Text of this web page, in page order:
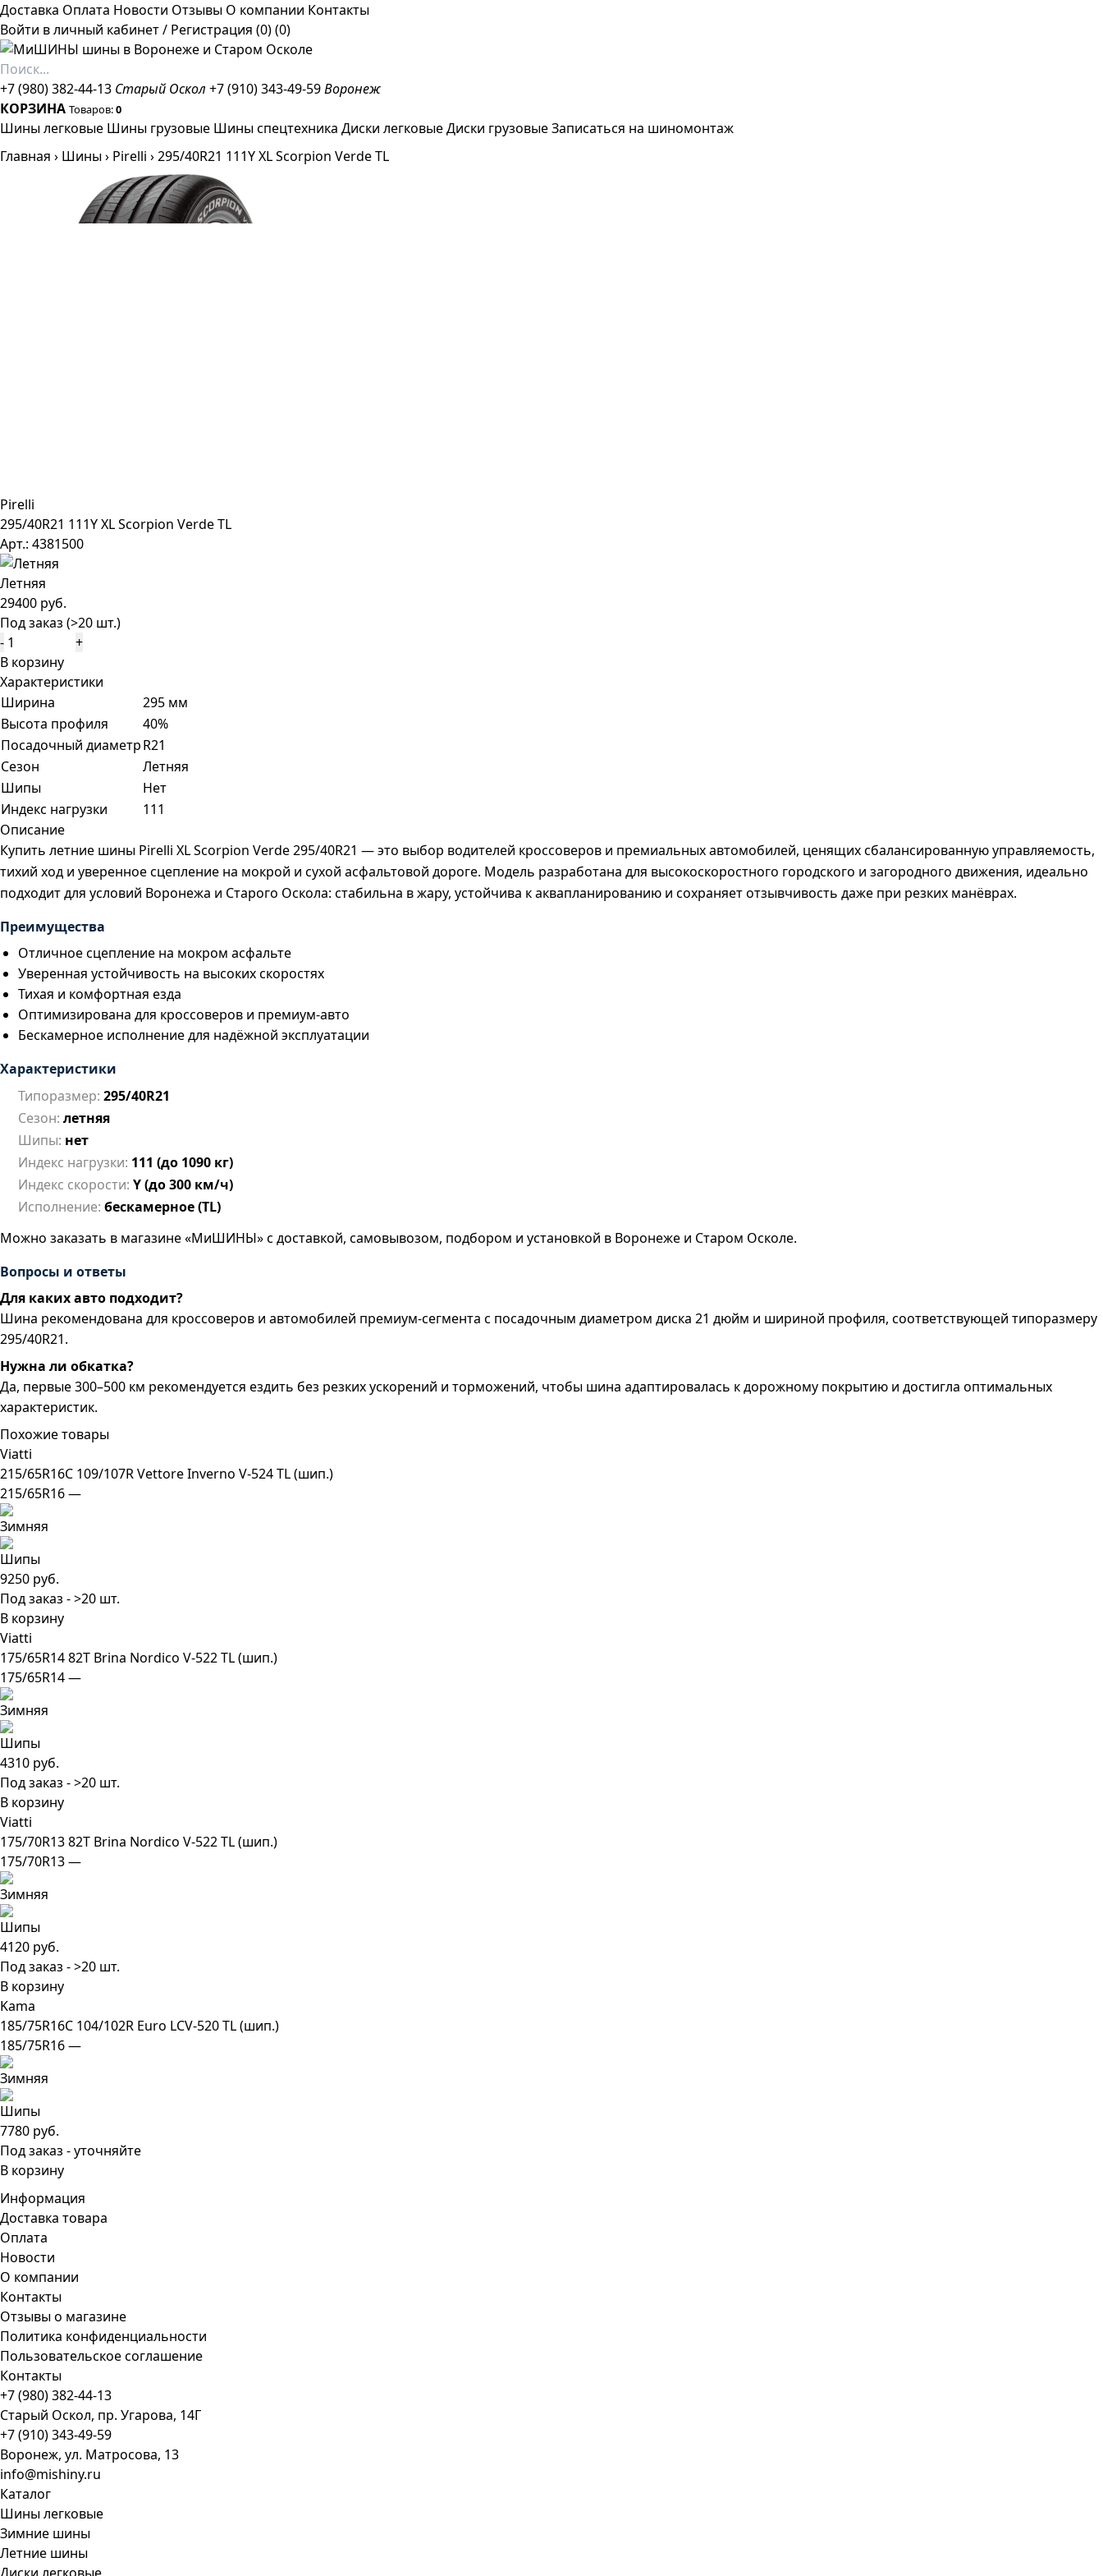
Доставка Оплата Новости Отзывы О компании Контакты
Войти в личный кабинет/ Регистрация (0)(0)
+7 (980) 382-44-13 Старый Оскол +7 (910) 343-49-59Воронеж
КОРЗИНА Товаров:0
Шины легковые Шины грузовые Шины спецтехника Диски легковыеДиски грузовыеЗаписаться на шиномонтаж
Главная › Шины› Pirelli ›295/40R21 111Y XL Scorpion Verde TL
Pirelli
295/40R21 111Y XL Scorpion Verde TL
Арт.: 4381500
Летняя
29400 руб.
Под заказ (>20 шт.)
-
+
В корзину
Характеристики
Ширина
295 мм
Высота профиля
40%
Посадочный диаметрR21
Сезон
Летняя
Шипы
Нет
Индекс нагрузки
111
Описание
Купить летние шины Pirelli XL Scorpion Verde 295/40R21 — это выбор водителей кроссоверов и премиальных автомобилей, ценящих сбалансированную управляемость,
тихий ход и уверенное сцепление на мокрой и сухой асфальтовой дороге. Модель разработана для высокоскоростного городского и загородного движения, идеально
подходит для условий Воронежа и Старого Оскола: стабильна в жару, устойчива к аквапланированию и сохраняет отзывчивость даже при резких манёврах.
Преимущества
Отличное сцепление на мокром асфальте
Уверенная устойчивость на высоких скоростях
Тихая и комфортная езда
Оптимизирована для кроссоверов и премиум-авто
Бескамерное исполнение для надёжной эксплуатации
Характеристики
Типоразмер: 295/40R21
Сезон: летняя
Шипы: нет
Индекс нагрузки: 111 (до 1090 кг)
Индекс скорости: Y (до 300 км/ч)
Исполнение: бескамерное (TL)
Можно заказать в магазине «МиШИНЫ» с доставкой, самовывозом, подбором и установкой в Воронеже и Старом Осколе.
Вопросы и ответы
Для каких авто подходит?
Шина рекомендована для кроссоверов и автомобилей премиум-сегмента с посадочным диаметром диска 21 дюйм и шириной профиля, соответствующей типоразмеру
295/40R21.
Нужна ли обкатка?
Да, первые 300–500 км рекомендуется ездить без резких ускорений и торможений, чтобы шина адаптировалась к дорожному покрытию и достигла оптимальных
характеристик.
Похожие товары
Viatti
215/65R16C 109/107R Vettore Inverno V-524 TL (шип.)
215/65R16 —
9250 руб.
Под заказ - >20 шт.
В корзину
Viatti
175/65R14 82T Brina Nordico V-522 TL (шип.)
175/65R14 —
4310 руб.
Под заказ - >20 шт.
В корзину
Viatti
175/70R13 82T Brina Nordico V-522 TL (шип.)
175/70R13 —
4120 руб.
Под заказ - >20 шт.
В корзину
Kama
185/75R16C 104/102R Euro LCV-520 TL (шип.)
185/75R16 —
7780 руб.
Под заказ - уточняйте
В корзину
Информация
Доставка товара
Оплата
Новости
О компании
Контакты
Отзывы о магазине
Политика конфиденциальности
Пользовательское соглашение
Контакты
+7 (980) 382-44-13
Старый Оскол, пр. Угарова, 14Г
+7 (910) 343-49-59
Воронеж, ул. Матросова, 13
info@mishiny.ru
Каталог
Шины легковые
Зимние шины
Летние шины